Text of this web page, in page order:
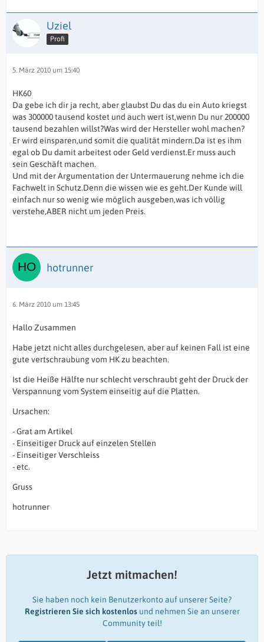
Uziel
Profi
5. März 2010 um 15:40
HK60
Da gebe ich dir ja recht, aber glaubst Du das du ein Auto kriegst
was 300000 tausend kostet und auch wert ist,wenn Du nur 200000
tausend bezahlen willst?Was wird der Hersteller wohl machen?
Er wird einsparen,und somit die qualität mindern.Da ist es ihm
egal ob Du damit arbeitest oder Geld verdienst.Er muss auch
sein Geschäft machen.
Und mit der Argumentation der Untermauerung nehme ich die
Fachwelt in Schutz.Denn die wissen wie es geht.Der Kunde will
einfach nur so wenig wie möglich ausgeben,was ich völlig
verstehe,ABER nicht um jeden Preis.
hotrunner
6. März 2010 um 13:45
Hallo Zusammen
Habe jetzt nicht alles durchgelesen, aber auf keinen Fall ist eine
gute vertschraubung vom HK zu beachten.
Ist die Heiße Hälfte nur schlecht verschraubt geht der Druck der
Verspannung vom System einseitig auf die Platten.
Ursachen:
- Grat am Artikel
- Einseitiger Druck auf einzelen Stellen
- Einseitiger Verschleiss
- etc.
Gruss
hotrunner
Jetzt mitmachen!
Sie haben noch kein Benutzerkonto auf unserer Seite?
Registrieren Sie sich kostenlosund nehmen Sie an unserer
Community teil!